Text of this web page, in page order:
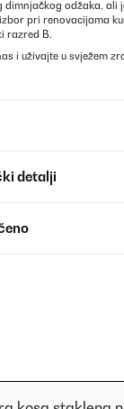
odžaka, ali
pri renovacijama
razred B.
i uživajte u svježem
detalji